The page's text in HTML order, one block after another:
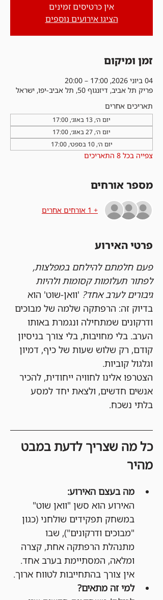
אין כרטיסים זמינים
הציגו אירועים נוספים
זמן ומיקום
04 ביוני 2026, 17:00 – 20:00
פריק תל אביב, דיזנגוף 50, תל אביב-יפו, ישראל
תאריכים אחרים
יום ה׳, 13 באוג׳, 17:00
יום ה׳, 27 באוג׳, 17:00
יום ה׳, 10 בספט׳, 17:00
צפייה בכל 8 התאריכים
מספר אורחים
+ 1 אורחים אחרים
פרטי האירוע
פעם חלמתם להילחם במפלצות,
לפתור תעלומות קסומות ולהיות
גיבורים לערב אחד? 'וואן-שוט' הוא
בדיוק זה: הרפתקה שלמה של מבוכים
ודרקונים שמתחילה ונגמרת באותו
הערב. בלי מחויבות, בלי צורך בניסיון
קודם, רק שלוש שעות של כיף, דמיון
וגלגול קוביות.
הצטרפו אלינו לחוויה ייחודית, להכיר
אנשים חדשים, ולצאת יחד למסע
בלתי נשכח.
כל מה שצריך לדעת במבט
מהיר
מה בעצם האירוע:
האירוע הוא סשן "וואן שוט"
במשחק תפקידים שולחני (כגון
"מבוכים ודרקונים"), שבו
מתנהלת הרפתקה אחת, קצרה
ומלאה, המסתיימת בערב אחד.
אין צורך בהתחייבות לטווח ארוך.
למי זה מתאים?